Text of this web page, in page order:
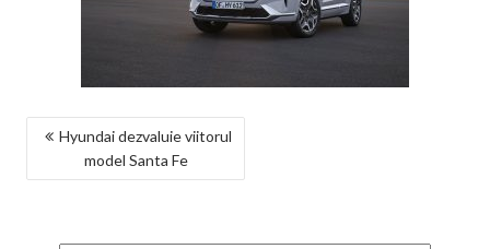
NAVIGARE
Hyundai dezvaluie viitorul
model Santa Fe